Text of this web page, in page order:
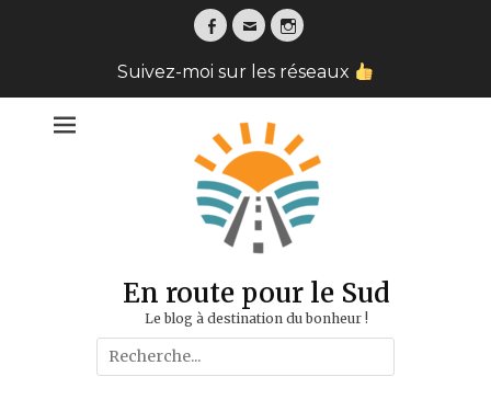
Facebook
EmailInstagram
Suivez-moi sur les réseaux
En route pour le Sud
Le blog à destination du bonheur !
Search
for: